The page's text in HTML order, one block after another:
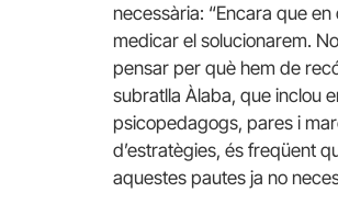
necessària: “Encara que
medicar el solucionarem.
pensar per què hem de
subratlla Àlaba, que inclou
psicopedagogs, pares i
d’estratègies, és freqüent
aquestes pautes ja no